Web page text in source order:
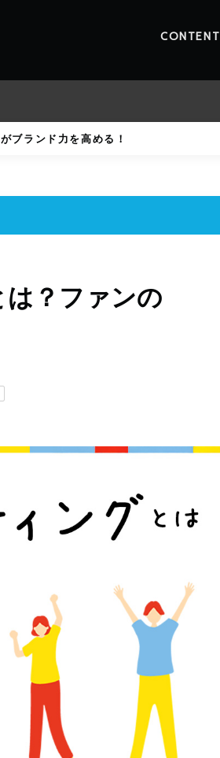
CONTENT
ブランド力を高める！
は？ファンの